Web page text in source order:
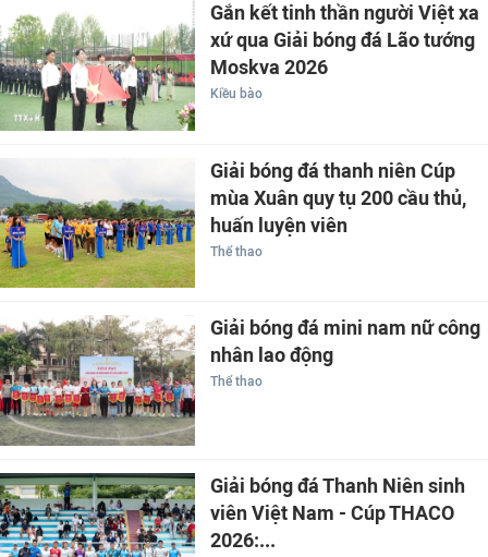
Gắn kết tinh thần người Việt xa
xứ qua Giải bóng đá Lão tướng
Moskva 2026
Kiều bào
Giải bóng đá thanh niên Cúp
mùa Xuân quy tụ 200 cầu thủ,
huấn luyện viên
Thể thao
Giải bóng đá mini nam nữ công
nhân lao động
Thể thao
Giải bóng đá Thanh Niên sinh
viên Việt Nam - Cúp THACO
2026:...